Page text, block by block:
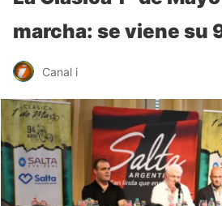
marcha: se viene su
Canal i